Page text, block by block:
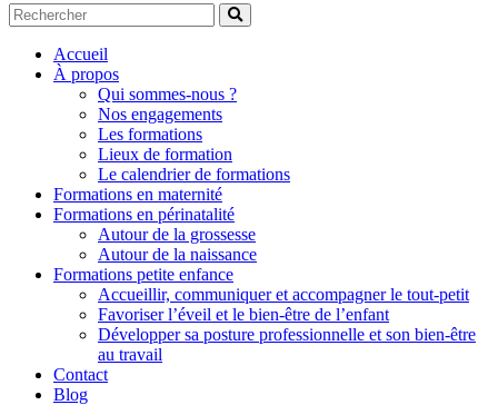
Accueil
À propos
Qui sommes-nous ?
Nos engagements
Les formations
Lieux de formation
Le calendrier de formations
Formations en maternité
Formations en périnatalité
Autour de la grossesse
Autour de la naissance
Formations petite enfance
Accueillir, communiquer et accompagner le tout-petit
Favoriser l’éveil et le bien-être de l’enfant
Développer sa posture professionnelle et son bien-être
au travail
Contact
Blog